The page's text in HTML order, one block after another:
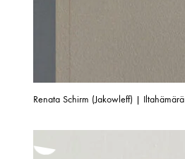
Renata Schirm (Jakowleff) | Iltahämärä